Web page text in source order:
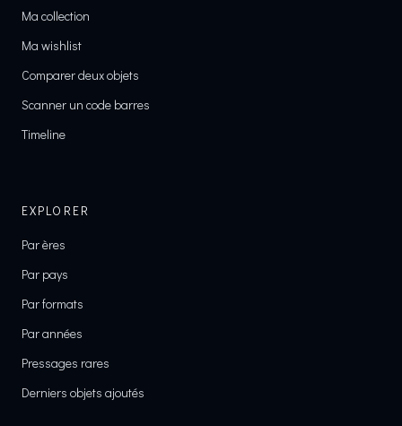
Ma collection
Ma wishlist
Comparer deux objets
Scanner un code barres
Timeline
EXPLORER
Par ères
Par pays
Par formats
Par années
Pressages rares
Derniers objets ajoutés